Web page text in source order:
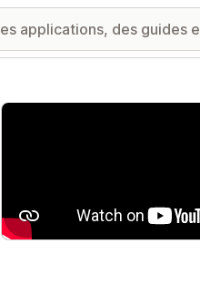
Galerie d’images vedette